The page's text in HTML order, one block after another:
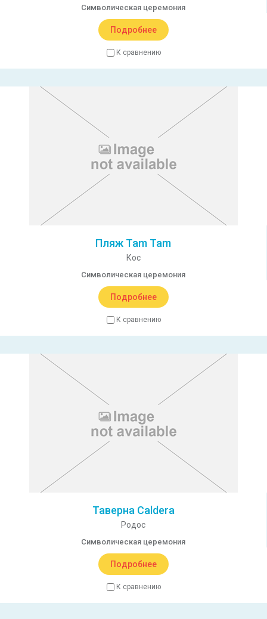
Символическая церемония
Подробнее
К сравнению
Пляж Tam Tam
Кос
Символическая церемония
Подробнее
К сравнению
Таверна Caldera
Родос
Символическая церемония
Подробнее
К сравнению